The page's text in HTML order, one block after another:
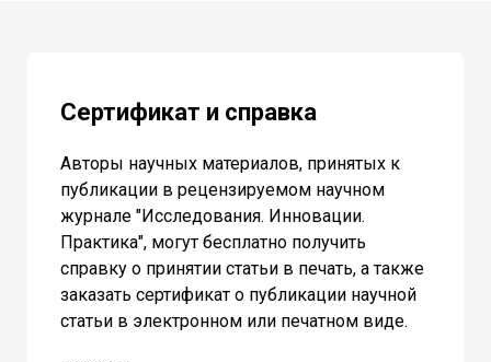
Сертификат и справка
Авторы научных материалов, принятых к
публикации в рецензируемом научном
журнале "Исследования. Инновации.
Практика", могут бесплатно получить
справку о принятии статьи в печать, а также
заказать сертификат о публикации научной
статьи в электронном или печатном виде.